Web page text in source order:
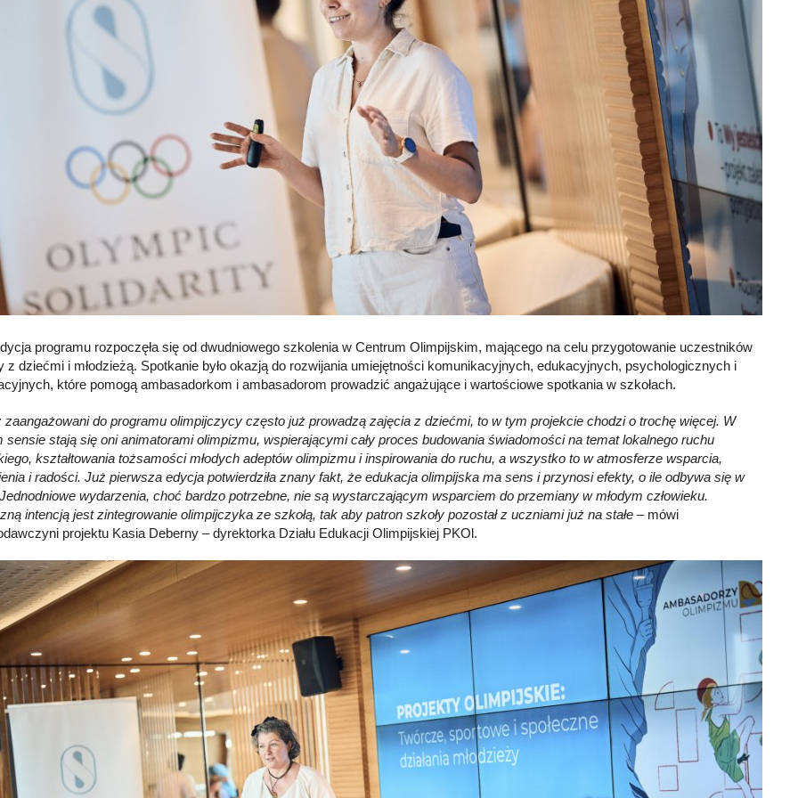
programu rozpoczęła się od dwudniowego szkolenia w Centrum Olimpijskim, mającego na celu przygotowanie uczestników
z dziećmi i młodzieżą. Spotkanie było okazją do rozwijania umiejętności komunikacyjnych, edukacyjnych, psychologicznych i
które pomogą ambasadorkom i ambasadorom prowadzić angażujące i wartościowe spotkania w szkołach.
zaangażowani do programu olimpijczycy często już prowadzą zajęcia z dziećmi, to w tym projekcie chodzi o trochę więcej. W
sensie stają się oni animatorami olimpizmu, wspierającymi cały proces budowania świadomości na temat lokalnego ruchu
kształtowania tożsamości młodych adeptów olimpizmu i inspirowania do ruchu, a wszystko to w atmosferze wsparcia,
i radości. Już pierwsza edycja potwierdziła znany fakt, że edukacja olimpijska ma sens i przynosi efekty, o ile odbywa się w
wydarzenia, choć bardzo potrzebne, nie są wystarczającym wsparciem do przemiany w młodym człowieku.
intencją jest zintegrowanie olimpijczyka ze szkołą, tak aby patron szkoły pozostał z uczniami już na stałe – mówi
projektu Kasia Deberny – dyrektorka Działu Edukacji Olimpijskiej PKOl.